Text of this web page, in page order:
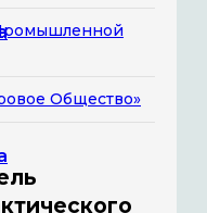
Общество»